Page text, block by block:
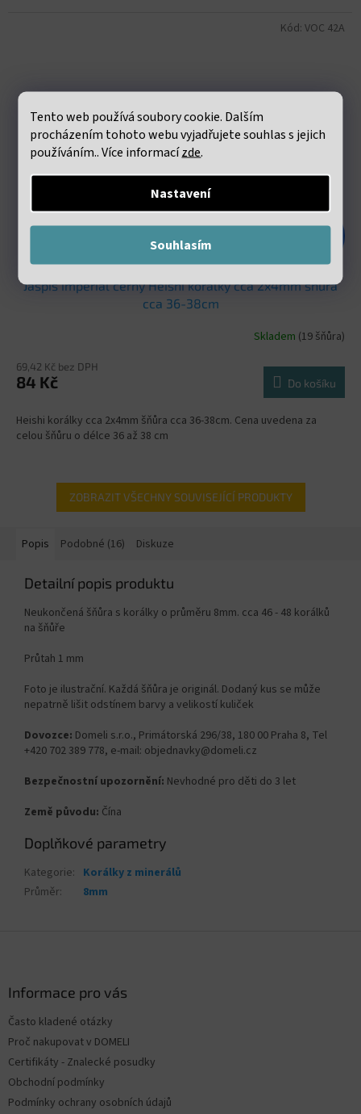
Tento web používá soubory cookie. Dalším
procházením tohoto webu vyjadřujete souhlas s jejich
používáním.. Více informacízde.
Nastavení
Souhlasím
Jaspis imperial černý Heishi korálky cca 2x4mm šňůra
cca 36-38cm
Skladem (19 šňůra)
69,42 Kč bez DPH
84 Kč Do košíku
Heishi korálky cca 2x4mm šňůra cca 36-38cm. Cena uvedena za
celou šňůru o délce 36 až 38 cm
Kód: VOC 42A
ZOBRAZIT VŠECHNY SOUVISEJÍCÍ PRODUKTY
Popis Podobné (16) Diskuze
Detailní popis produktu
Neukončená šňůra s korálky o průměru 8mm. cca 46 - 48 korálků
na šňůře
Průtah 1 mm
Foto je ilustrační. Každá šňůra je originál. Dodaný kus se může
nepatrně lišit odstínem barvy a velikostí kuliček
Dovozce: Domeli s.r.o., Primátorská 296/38, 180 00 Praha 8, Tel
+420 702 389 778, e-mail: objednavky@domeli.cz
Bezpečnostní upozornění: Nevhodné pro děti do 3 let
Země původu: Čína
Doplňkové parametry
Kategorie: Korálky z minerálů
Průměr: 8mm
Informace pro vás
Často kladené otázky
Proč nakupovat v DOMELI
Certifikáty - Znalecké posudky
Obchodní podmínky
Podmínky ochrany osobních údajů